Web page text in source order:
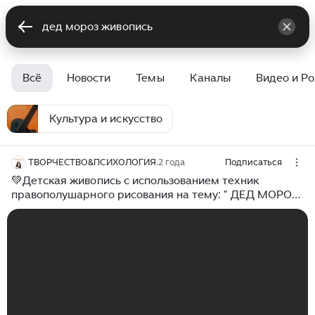
Всё Новости Темы Каналы Видео и
Культура и искусство
ТВОРЧЕСТВО&ПСИХОЛОГИЯ.2 года Подписаться
💚Детская живопись с использованием техник
правополушарного рисования на тему: " ДЕД МОРОЗ
И ОЛЕНЬ". С наступающим Новым годом!